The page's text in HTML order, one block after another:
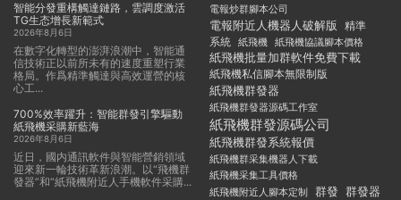
智能分發重構觸達鏈路，雲調度激活
TG生态增長新範式
2026年8月6日
在數字化轉型的澎湃浪潮中，智能通
信技術正以前所未有的速度重塑行業
格局。作爲精準觸達與高效運營的核
心工...
700%效率躍升：智能群發引擎驅動
紙飛機采購新藍海
2026年8月6日
近日，國内通訊軟件與智能營銷領域
迎來新一輪技術革新浪潮。以“飛機群
發器”和“紙飛機附近人手機軟件采購...
電報炒群腳本公司
電報附近人機器人破解版 精準
系統 紙飛機 紙飛機協議腳本價格
紙飛機批量加群軟件免費下載
紙飛機私信腳本無限制版
紙飛機群發器
紙飛機群發器源碼工作室
紙飛機群發源碼公司
紙飛機群發系統報價
紙飛機群采集機器人下載
紙飛機采集工具價格
紙飛機附近人腳本定制
群發 群發器